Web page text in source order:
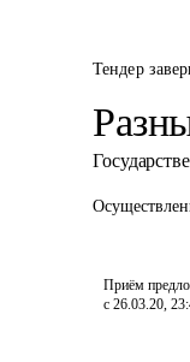
Тендер
Приём
с 26.03.20,